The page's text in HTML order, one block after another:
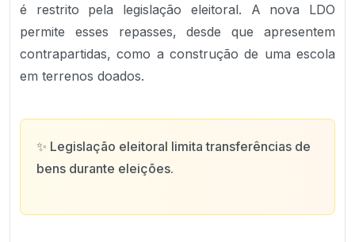
é restrito pela legislação eleitoral. A nova LDO
permite esses repasses, desde que apresentem
contrapartidas, como a construção de uma escola
em terrenos doados.
✨ Legislação eleitoral limita transferências de
bens durante eleições.